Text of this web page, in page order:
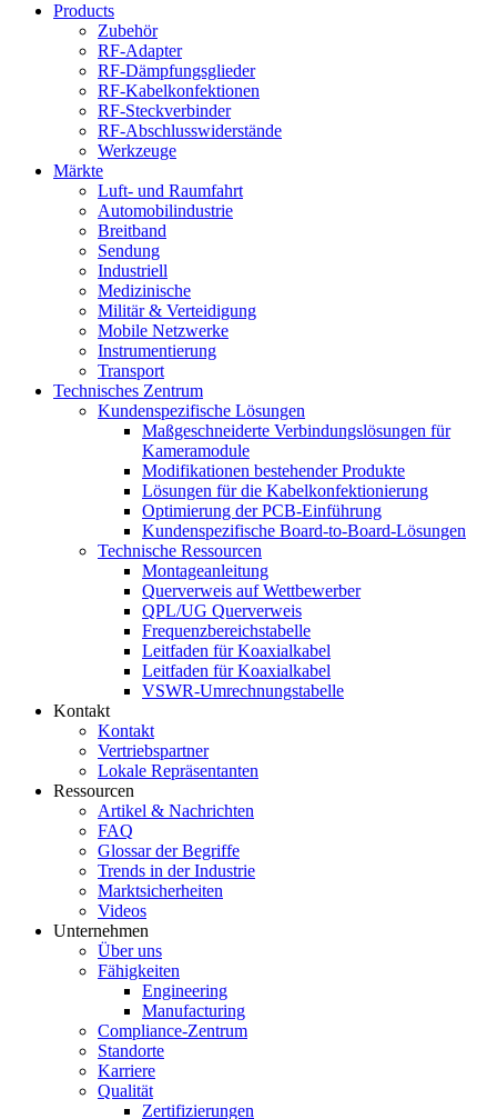
Products
Zubehör
RF-Adapter
RF-Dämpfungsglieder
RF-Kabelkonfektionen
RF-Steckverbinder
RF-Abschlusswiderstände
Werkzeuge
Märkte
Luft- und Raumfahrt
Automobilindustrie
Breitband
Sendung
Industriell
Medizinische
Militär & Verteidigung
Mobile Netzwerke
Instrumentierung
Transport
Technisches Zentrum
Kundenspezifische Lösungen
Maßgeschneiderte Verbindungslösungen für
Kameramodule
Modifikationen bestehender Produkte
Lösungen für die Kabelkonfektionierung
Optimierung der PCB-Einführung
Kundenspezifische Board-to-Board-Lösungen
Technische Ressourcen
Montageanleitung
Querverweis auf Wettbewerber
QPL/UG Querverweis
Frequenzbereichstabelle
Leitfaden für Koaxialkabel
Leitfaden für Koaxialkabel
VSWR-Umrechnungstabelle
Kontakt
Kontakt
Vertriebspartner
Lokale Repräsentanten
Ressourcen
Artikel & Nachrichten
FAQ
Glossar der Begriffe
Trends in der Industrie
Marktsicherheiten
Videos
Unternehmen
Über uns
Fähigkeiten
Engineering
Manufacturing
Compliance-Zentrum
Standorte
Karriere
Qualität
Zertifizierungen